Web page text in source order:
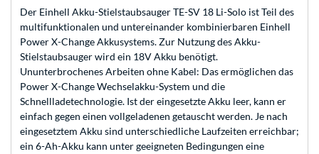
Der Einhell Akku-Stielstaubsauger TE-SV 18 Li-Solo ist Teil des
multifunktionalen und untereinander kombinierbaren Einhell
Power X-Change Akkusystems. Zur Nutzung des Akku-
Stielstaubsauger wird ein 18V Akku benötigt.
Ununterbrochenes Arbeiten ohne Kabel: Das ermöglichen das
Power X-Change Wechselakku-System und die
Schnellladetechnologie. Ist der eingesetzte Akku leer, kann er
einfach gegen einen vollgeladenen getauscht werden. Je nach
eingesetztem Akku sind unterschiedliche Laufzeiten erreichbar;
ein 6-Ah-Akku kann unter geeigneten Bedingungen eine